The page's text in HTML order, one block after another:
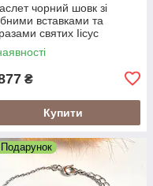
чорний шовк зі
вставками та
святих Іісус
₴
Купити
Подарунок